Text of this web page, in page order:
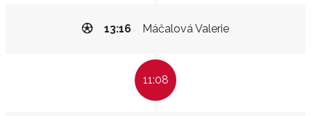
Máčalová Valerie
13:16
11:08